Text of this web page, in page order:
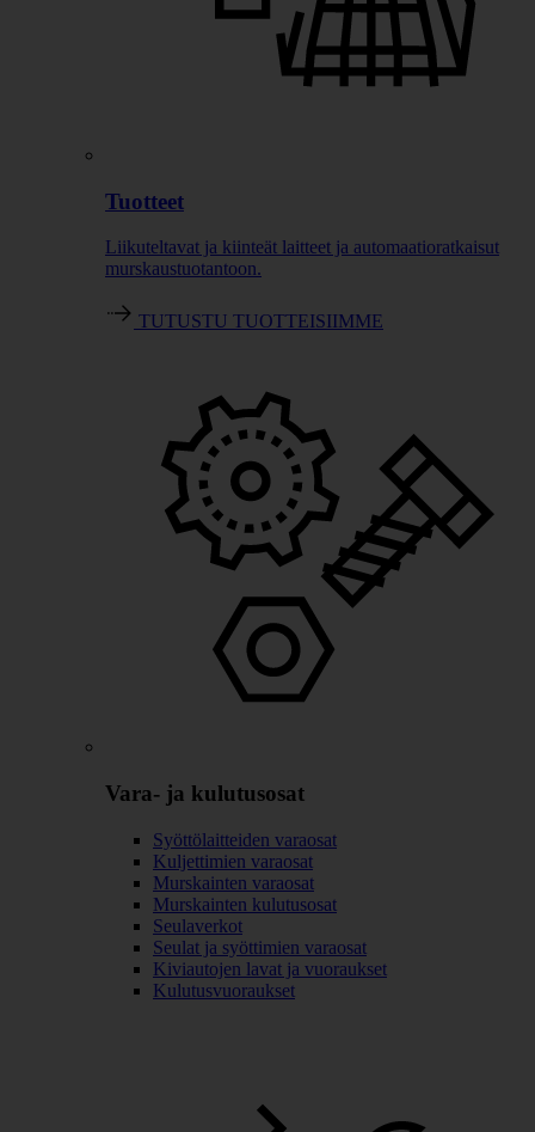
Tuotteet
Liikuteltavat ja kiinteät laitteet ja automaatioratkaisut
murskaustuotantoon.
TUTUSTU TUOTTEISIIMME
Vara- ja kulutusosat
Syöttölaitteiden varaosat
Kuljettimien varaosat
Murskainten varaosat
Murskainten kulutusosat
Seulaverkot
Seulat ja syöttimien varaosat
Kiviautojen lavat ja vuoraukset
Kulutusvuoraukset